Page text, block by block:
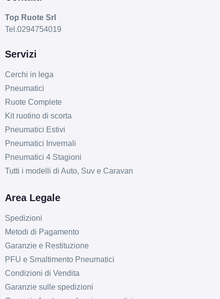
5x114.3
Foro centrale: 76mm
5 fori 18" 7.5X18 ET46
5x100
Foro centrale: 72mm
Disponibile
MAK Stilo Glossy Black
5 fori 18" 7.5X18 ET48
MAK Stilo Glossy Black
5 fori 18" 7.5X18 ET50
5x112
MAK Stilo Glossy Black
Top Ruote Srl
Tel.0294754019
Servizi
Cerchi in lega
Pneumatici
Ruote Complete
Kit ruotino di scorta
Pneumatici Estivi
Pneumatici Invernali
Pneumatici 4 Stagioni
Tutti i modelli di Auto, Suv e Caravan
Area Legale
Spedizioni
Metodi di Pagamento
Garanzie e Restituzione
PFU e Smaltimento Pneumatici
Condizioni di Vendita
Garanzie sulle spedizioni